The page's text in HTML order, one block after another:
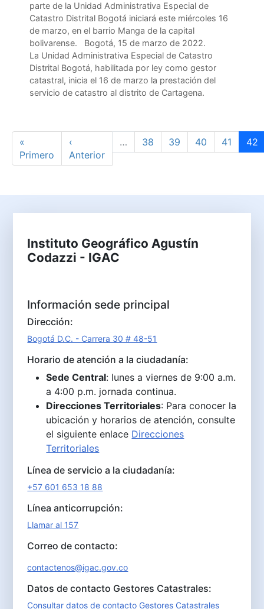
parte de la Unidad Administrativa Especial de
Catastro Distrital Bogotá iniciará este miércoles 16
de marzo, en el barrio Manga de la capital
bolivarense. Bogotá, 15 de marzo de 2022.
La Unidad Administrativa Especial de Catastro
Distrital Bogotá, habilitada por ley como gestor
catastral, inicia el 16 de marzo la prestación del
servicio de catastro al distrito de Cartagena.
Primera página
«
Primero
Página anterior
‹
Anterior
… Page
38 Page
39 Page
40 Page
41 42
Instituto Geográfico Agustín
Codazzi - IGAC
Información sede principal
Dirección:
Bogotá D.C. - Carrera 30 # 48-51
Horario de atención a la ciudadanía:
Sede Central: lunes a viernes de 9:00 a.m.
a 4:00 p.m. jornada continua.
Direcciones Territoriales: Para conocer la
ubicación y horarios de atención, consulte
el siguiente enlace Direcciones
Territoriales
Línea de servicio a la ciudadanía:
+57 601 653 18 88
Línea anticorrupción:
Llamar al 157
Correo de contacto:
contactenos@igac.gov.co
Datos de contacto Gestores Catastrales:
Consultar datos de contacto Gestores Catastrales